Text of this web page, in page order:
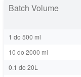
Batch Volume
1 do 500 ml
10 do 2000 ml
0.1 do 20L